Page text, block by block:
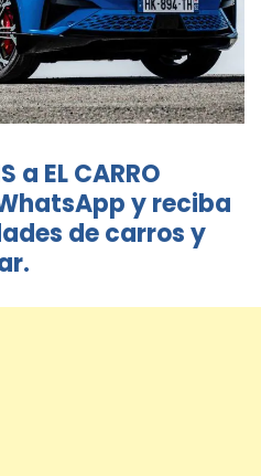
a EL CARRO
y reciba
de carros y